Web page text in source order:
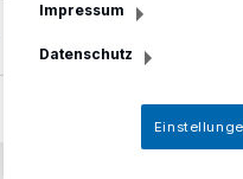
Impressum
Datenschutz